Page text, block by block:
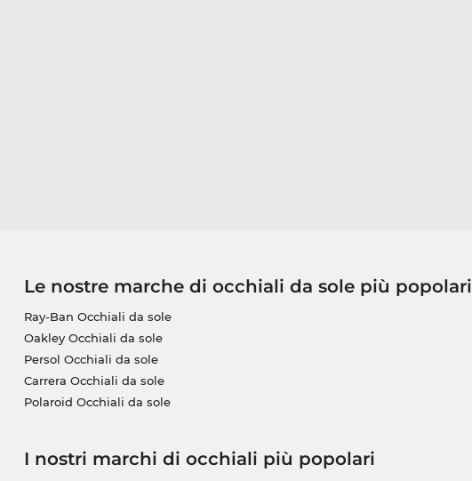
Le nostre marche di occhiali da sole più popolari
Ray-Ban Occhiali da sole
Oakley Occhiali da sole
Persol Occhiali da sole
Carrera Occhiali da sole
Polaroid Occhiali da sole
I nostri marchi di occhiali più popolari